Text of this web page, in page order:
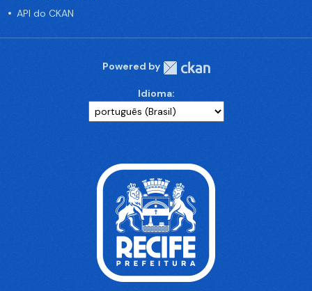
API do CKAN
Powered by
Idioma